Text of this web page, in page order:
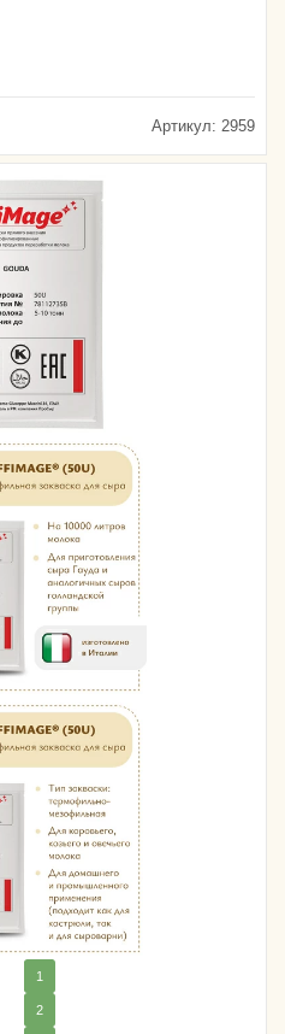
Артикул: 2959
1
2